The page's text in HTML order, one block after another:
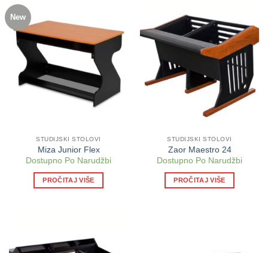
New
STUDIJSKI STOLOVI
Miza Junior Flex
Dostupno Po Narudžbi
PROČITAJ VIŠE
STUDIJSKI STOLOVI
Zaor Maestro 24
Dostupno Po Narudžbi
PROČITAJ VIŠE